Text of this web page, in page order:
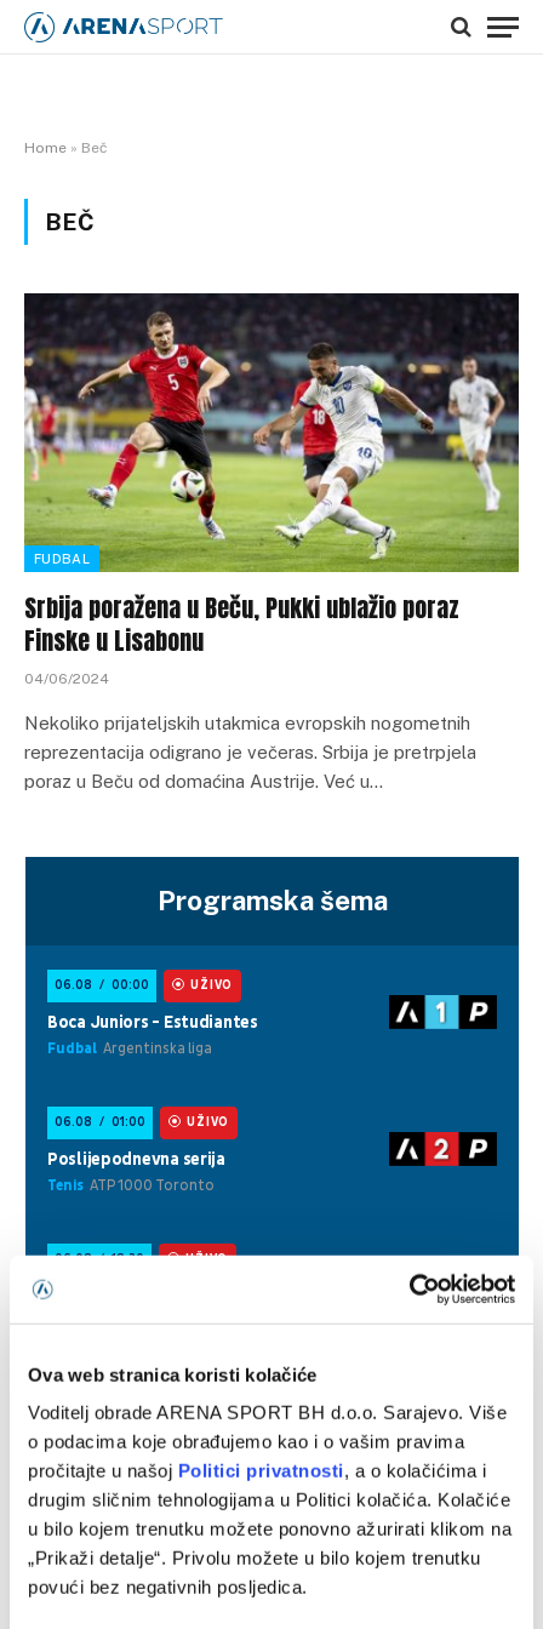
Ova web stranica koristi kolačiće
Voditelj obrade ARENA SPORT BH d.o.o. Sarajevo. Više
o podacima koje obrađujemo kao i o vašim pravima
pročitajte u našoj Politici privatnosti, a o kolačićima i
drugim sličnim tehnologijama u Politici kolačića. Kolačiće
u bilo kojem trenutku možete ponovno ažurirati klikom na
„Prikaži detalje“. Privolu možete u bilo kojem trenutku
povući bez negativnih posljedica.
Home » Beč
BEČ
FUDBAL
Srbija poražena u Beču, Pukki ublažio poraz
Finske u Lisabonu
04/06/2024
Nekoliko prijateljskih utakmica evropskih nogometnih
reprezentacija odigrano je večeras. Srbija je pretrpjela
poraz u Beču od domaćina Austrije. Već u…
Programska šema